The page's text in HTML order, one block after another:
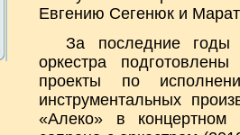
Евгению Сегенюк и
За последние годы
оркестра
проекты по
инструментальных
«Алеко» в концертном